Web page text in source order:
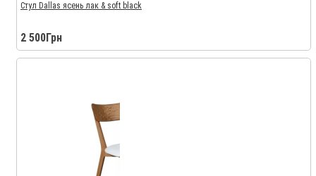
Стул Dallas ясень лак & soft black
2 500Грн